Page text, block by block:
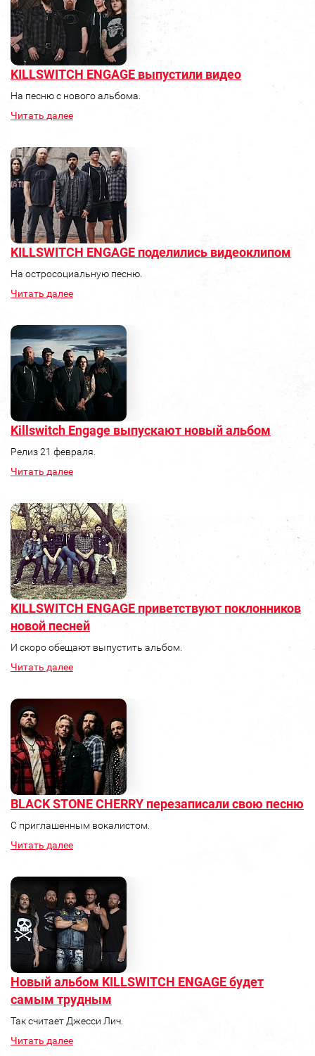
KILLSWITCH ENGAGE выпустили видео
На песню с нового альбома.
Читать далее
KILLSWITCH ENGAGE поделились видеоклипом
На остросоциальную песню.
Читать далее
Killswitch Engage выпускают новый альбом
Релиз 21 февраля.
Читать далее
KILLSWITCH ENGAGE приветствуют поклонников
новой песней
И скоро обещают выпустить альбом.
Читать далее
BLACK STONE CHERRY перезаписали свою песню
C приглашенным вокалистом.
Читать далее
Новый альбом KILLSWITCH ENGAGE будет
самым трудным
Так считает Джесси Лич.
Читать далее